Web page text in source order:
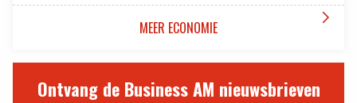
MEER ECONOMIE 
Ontvang de Business AM nieuwsbrieven